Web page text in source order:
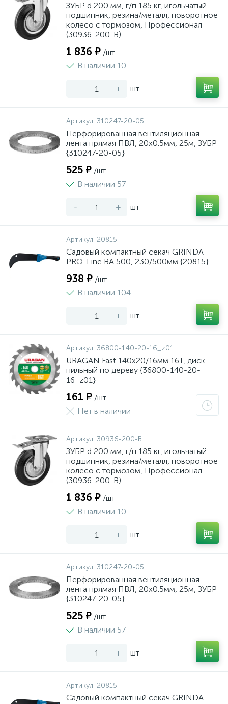
ЗУБР d 200 мм, г/п 185 кг, игольчатый
подшипник, резина/металл, поворотное
колесо c тормозом, Профессионал
(30936-200-B)
1 836 ₽ /шт
В наличии 10
- + шт
Артикул: 310247-20-05
Перфорированная вентиляционная
лента прямая ПВЛ, 20х0.5мм, 25м, ЗУБР
{310247-20-05}
525 ₽ /шт
В наличии 57
- + шт
Артикул: 20815
Садовый компактный секач GRINDA
PRO-Line BA 500, 230/500мм {20815}
938 ₽ /шт
В наличии 104
- + шт
Артикул: 36800-140-20-16_z01
URAGAN Fast 140x20/16мм 16Т, диск
пильный по дереву {36800-140-20-
16_z01}
161 ₽ /шт
Нет в наличии
Артикул: 30936-200-B
ЗУБР d 200 мм, г/п 185 кг, игольчатый
подшипник, резина/металл, поворотное
колесо c тормозом, Профессионал
(30936-200-B)
1 836 ₽ /шт
В наличии 10
- + шт
Артикул: 310247-20-05
Перфорированная вентиляционная
лента прямая ПВЛ, 20х0.5мм, 25м, ЗУБР
{310247-20-05}
525 ₽ /шт
В наличии 57
- + шт
Артикул: 20815
Садовый компактный секач GRINDA